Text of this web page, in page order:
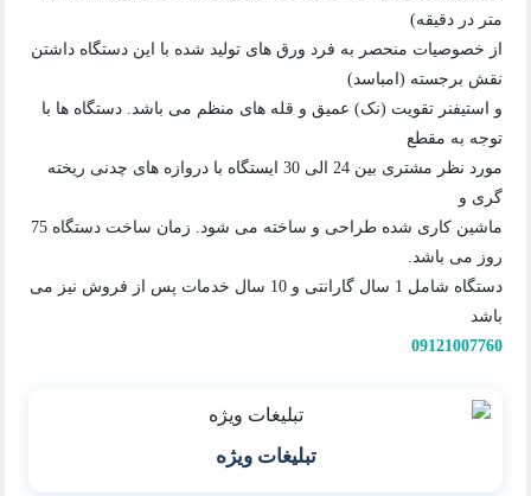
متر در دقیقه)
از خصوصیات منحصر به فرد ورق های تولید شده با این دستگاه داشتن
نقش برجسته (امباسد)
و استیفنر تقویت (نک) عمیق و قله های منظم می باشد. دستگاه ها با
توجه به مقطع
مورد نظر مشتری بین 24 الی 30 ایستگاه با دروازه های چدنی ریخته
گری و
ماشین کاری شده طراحی و ساخته می شود. زمان ساخت دستگاه 75
روز می باشد.
دستگاه شامل 1 سال گارانتی و 10 سال خدمات پس از فروش نیز می
باشد
09121007760
تبلیغات ویژه